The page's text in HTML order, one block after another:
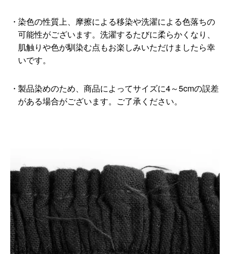
染色の性質上、摩擦による移染や洗濯による色落ちの
可能性がございます。洗濯するたびに柔らかくなり、
肌触りや色が馴染む点もお楽しみいただけましたら幸
いです。
製品染めのため、商品によってサイズに4～5cmの誤差
がある場合がございます。ご了承ください。